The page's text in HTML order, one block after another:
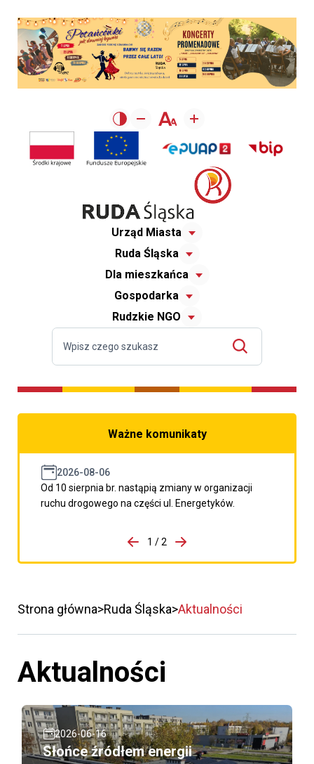
Urząd Miasta
Ruda Śląska
Dla mieszkańca
Gospodarka
Rudzkie NGO
Ważne komunikaty
2026-08-06
Od 10 sierpnia br. nastąpią zmiany w organizacji
ruchu drogowego na części ul. Energetyków.
porzpedniego komunikatu
1 / 2
Przejdź do następnego
Strona główna Ruda Śląska Aktualności
Aktualności
2026-06-16
Słońce źródłem energii